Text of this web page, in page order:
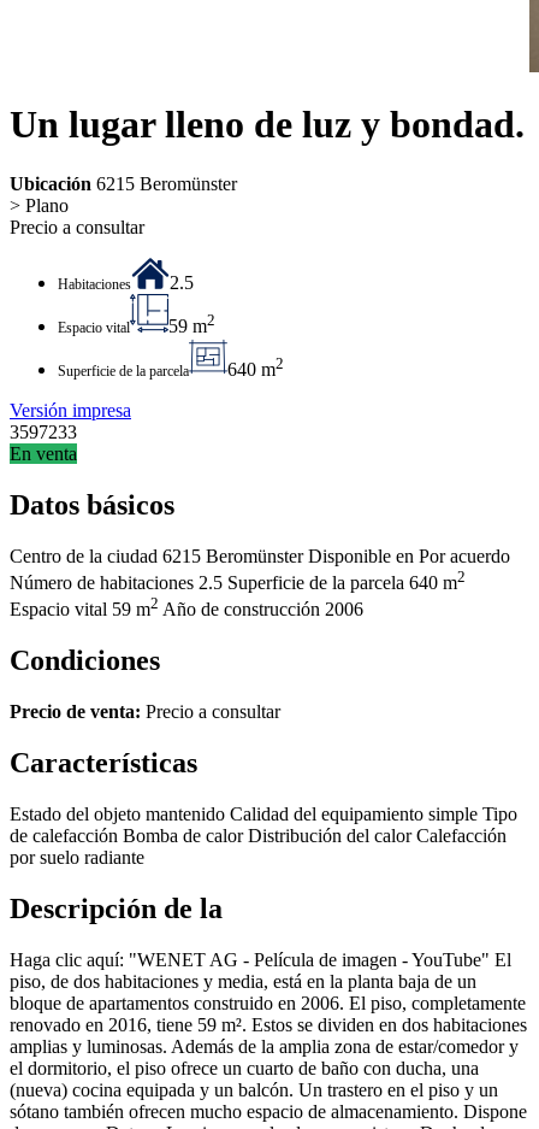
Un lugar lleno de luz y bondad.
Ubicación 6215 Beromünster
> Plano
Precio a consultar
Habitaciones 2.5
Espacio vital 59 m2
Superficie de la parcela 640 m2
Versión impresa
3597233
En venta
Datos básicos
Centro de la ciudad 6215 Beromünster Disponible en Por acuerdo
Número de habitaciones 2.5 Superficie de la parcela 640 m2
Espacio vital 59 m2 Año de construcción 2006
Condiciones
Precio de venta: Precio a consultar
Características
Estado del objeto mantenido Calidad del equipamiento simple Tipo
de calefacción Bomba de calor Distribución del calor Calefacción
por suelo radiante
Descripción de la
Haga clic aquí: "WENET AG - Película de imagen - YouTube" El
piso, de dos habitaciones y media, está en la planta baja de un
bloque de apartamentos construido en 2006. El piso, completamente
renovado en 2016, tiene 59 m². Estos se dividen en dos habitaciones
amplias y luminosas. Además de la amplia zona de estar/comedor y
el dormitorio, el piso ofrece un cuarto de baño con ducha, una
(nueva) cocina equipada y un balcón. Un trastero en el piso y un
sótano también ofrecen mucho espacio de almacenamiento. Dispone